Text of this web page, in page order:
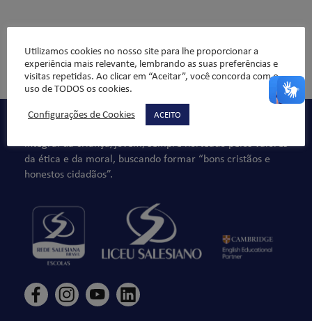
participar da aula.
Publicado em:Notícias Marcado como:aula experimental,
autorização,comunicado,procedimento
Qualidade de ensino, organização pedagógica e formação
integral da criança/jovem, sempre norteado pelos valores
da ética e da moral, buscando formar “bons cristãos e
honestos cidadãos”.
Utilizamos cookies no nosso site para lhe proporcionar a
experiência mais relevante, lembrando as suas preferências e
visitas repetidas. Ao clicar em “Aceitar”, você concorda com o
uso de TODOS os cookies.
Configurações de Cookies
ACEITO